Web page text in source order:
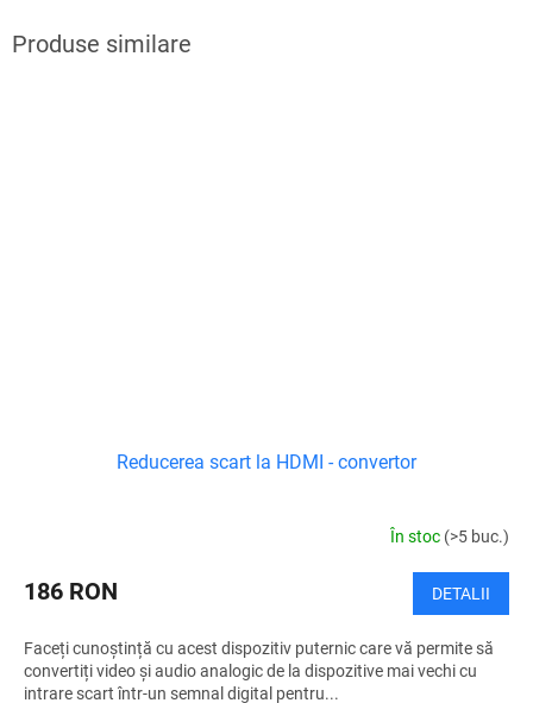
Reducerea scart la HDMI - convertor
În stoc (>5 buc.)
186 RON DETALII
Faceți cunoștință cu acest dispozitiv puternic care vă permite să
convertiți video și audio analogic de la dispozitive mai vechi cu
intrare scart într-un semnal digital pentru...